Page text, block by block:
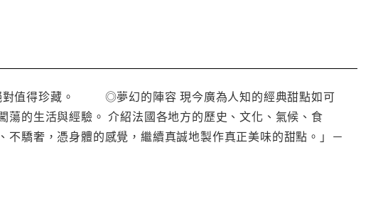
對值得珍藏。 ◎夢幻的陣容 現今廣為人知的經典甜點如可
的生活與經驗。 介紹法國各地方的歷史、文化、氣候、食
驕奢，憑身體的感覺，繼續真誠地製作真正美味的甜點。」－